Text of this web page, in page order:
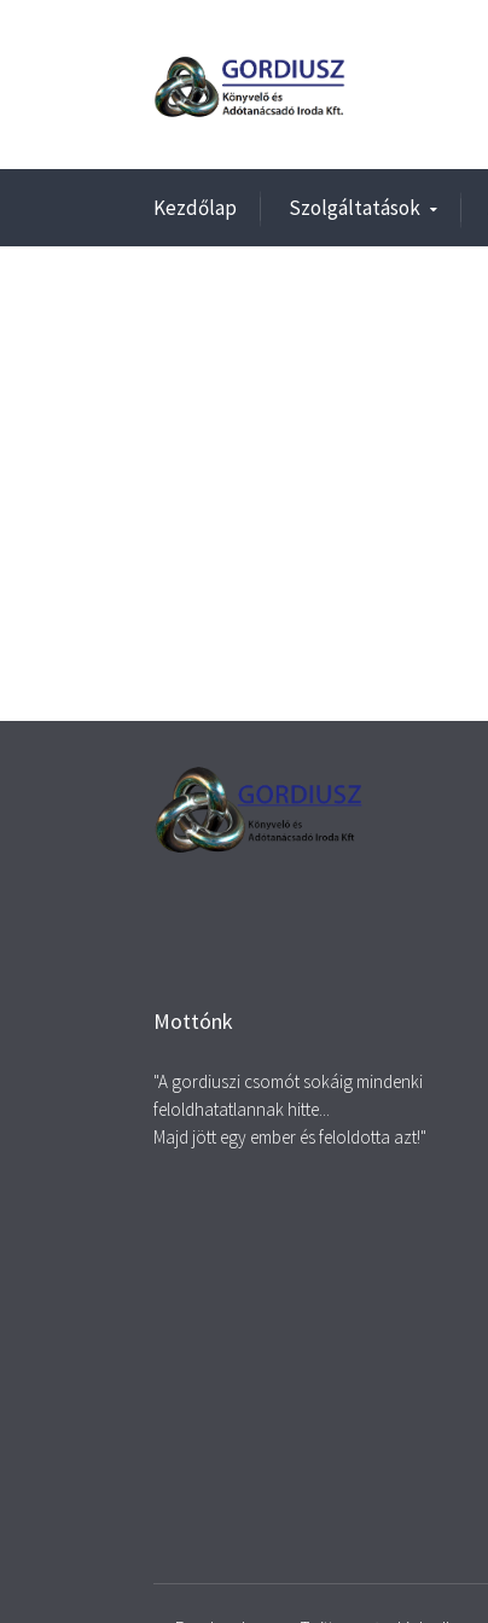
Kezdőlap Szolgáltatások
Mottónk
"A gordiuszi csomót sokáig mindenki
feloldhatatlannak hitte...
Majd jött egy ember és feloldotta azt!"